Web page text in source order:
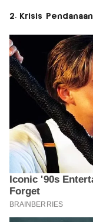
2. Krisis Pendanaan